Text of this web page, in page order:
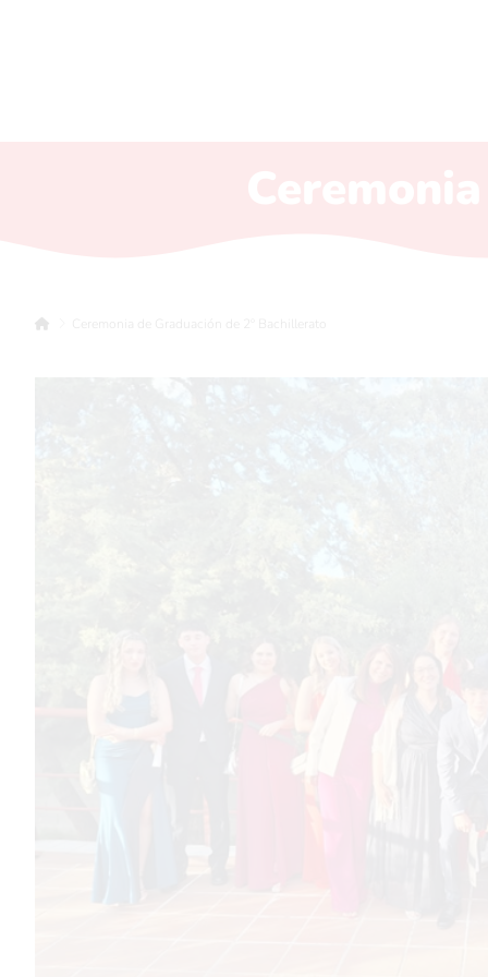
Ceremonia de Graduación de 2º Bachillerato